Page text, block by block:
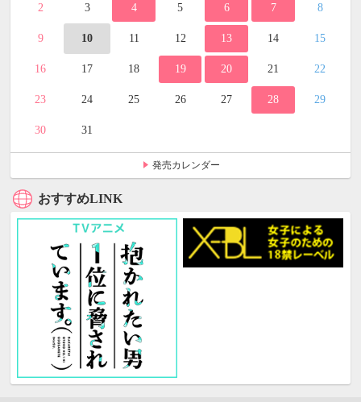
2 3 4 5 6 7 8
9 10 11 12 13 14 15
16 17 18 19 20 21 22
23 24 25 26 27 28 29
30 31
発売カレンダー
おすすめLINK